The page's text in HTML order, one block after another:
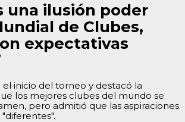
una ilusión poder
de Clubes,
expectativas
inicio del torneo y destacó la
los mejores clubes del mundo se
pero admitió que las aspiraciones
"diferentes".